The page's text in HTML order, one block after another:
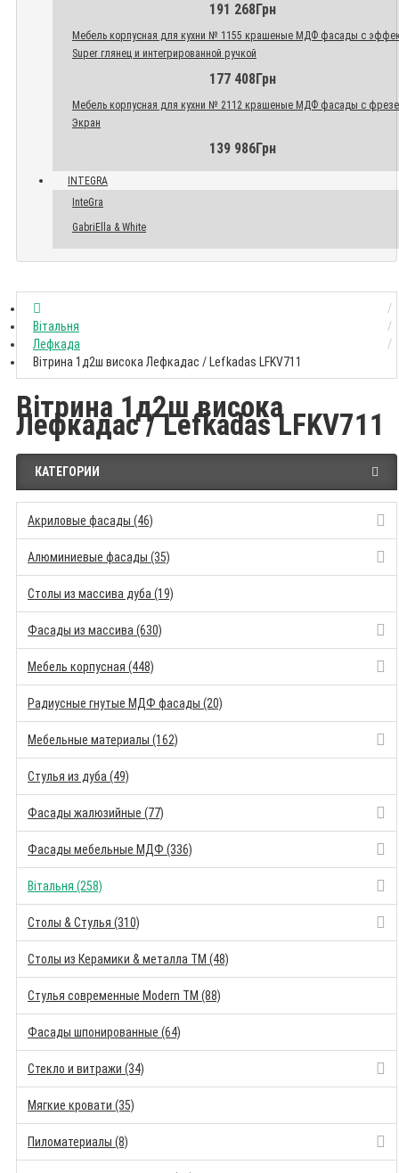
191 268Грн
Мебель корпусная для кухни № 1155 крашеные МДФ фасады с
Super глянец и интегрированной ручкой
177 408Грн
Мебель корпусная для кухни № 2112 крашеные МДФ фасады с
Экран
139 986Грн
INTEGRA
InteGra
GabriElla & White
Вітальня
Лефкада
Вітрина 1д2ш висока Лефкадас / Lefkadas LFKV711
Вітрина 1д2ш висока
Лефкадас / Lefkadas LFKV711
КАТЕГОРИИ
Акриловые фасады (46)
Алюминиевые фасады (35)
Столы из массива дуба (19)
Фасады из массива (630)
Мебель корпусная (448)
Радиусные гнутые МДФ фасады (20)
Мебельные материалы (162)
Стулья из дуба (49)
Фасады жалюзийные (77)
Фасады мебельные МДФ (336)
Вітальня (258)
Столы & Стулья (310)
Столы из Керамики & металла TM (48)
Стулья современные Modern TM (88)
Фасады шпонированные (64)
Стекло и витражи (34)
Мягкие кровати (35)
Пиломатериалы (8)